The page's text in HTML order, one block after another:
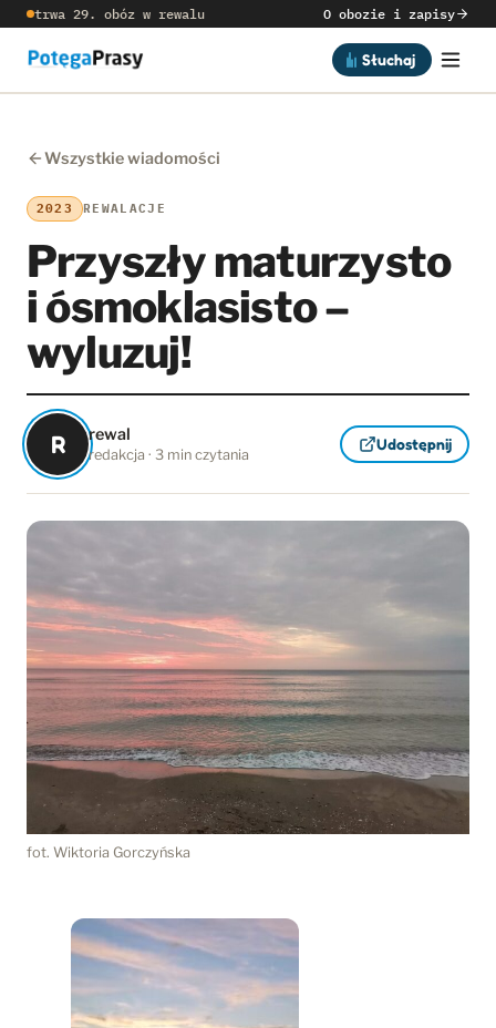
trwa 29. obóz w rewalu O obozie i zapisy
Słuchaj
Wszystkie wiadomości
2023 REWALACJE
Przyszły maturzysto
i ósmoklasisto –
wyluzuj!
R rewal
redakcja · 3 min czytania
Udostępnij
fot. Wiktoria Gorczyńska